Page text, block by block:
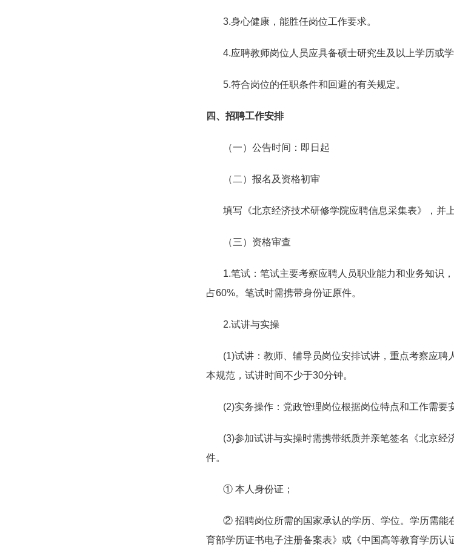
3.身心健康，能胜任岗位工作要求。
4.应聘教师岗位人员应具备硕士研究生及以上学历或
5.符合岗位的任职条件和回避的有关规定。
四、招聘工作安排
（一）公告时间：即日起
（二）报名及资格初审
填写《北京经济技术研修学院应聘信息采集表》，并上
（三）资格审查
1.笔试：笔试主要考察应聘人员职业能力和业务知识
占60%。笔试时需携带身份证原件。
2.试讲与实操
(1)试讲：教师、辅导员岗位安排试讲，重点考察应
本规范，试讲时间不少于30分钟。
(2)实务操作：党政管理岗位根据岗位特点和工作需要
(3)参加试讲与实操时需携带纸质并亲笔签名《北京
件。
① 本人身份证；
② 招聘岗位所需的国家承认的学历、学位。学历需能
育部学历证书电子注册备案表》或《中国高等教育学历